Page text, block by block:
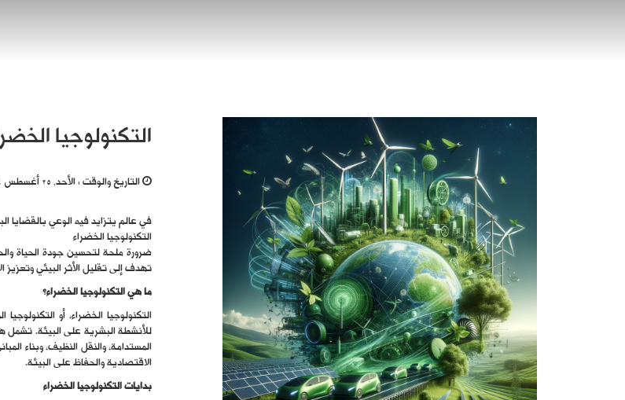
التكنولوجيا
التاريخ والوقت :الأحد, 25 أغسطس 2024
في عالم يتزايد فيه الوعي بالقضايا
التكنولوجيا الخضراء
ضرورة ملحة لتحسين جودة الحياة
تهدف إلى تقليل الأثر البيئي وتعزيز
ما هي التكنولوجيا الخضراء؟
التكنولوجيا الخضراء، أو
للأنشطة البشرية على البيئة. تشمل
المستدامة، والنقل النظيف، وبناء
الاقتصادية والحفاظ على البيئة.
بدايات التكنولوجيا الخضراء